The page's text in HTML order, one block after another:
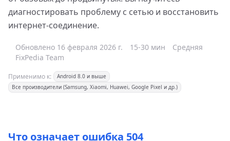
диагностировать проблему с сетью и восстановить
интернет-соединение.
Обновлено 16 февраля 2026 г. 15-30 мин
Средняя
FixPedia Team
Применимо к:
Android 8.0 и выше
Все производители (Samsung, Xiaomi, Huawei, Google Pixel и др.)
Что означает ошибка 504